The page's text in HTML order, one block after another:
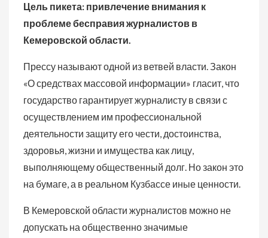
Цель пикета: привлечение внимания к
проблеме бесправия журналистов в
Кемеровской области.
Прессу называют одной из ветвей власти. Закон
«О средствах массовой информации» гласит, что
государство гарантирует журналисту в связи с
осуществлением им профессиональной
деятельности защиту его чести, достоинства,
здоровья, жизни и имущества как лицу,
выполняющему общественный долг. Но закон это
на бумаге, а в реальном Кузбассе иные ценности.
В Кемеровской области журналистов можно не
допускать на общественно значимые